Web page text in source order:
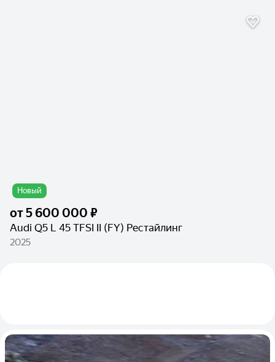
Новый
от5 600 000 ₽
Audi Q5 L 45 TFSI II (FY) Рестайлинг
2025